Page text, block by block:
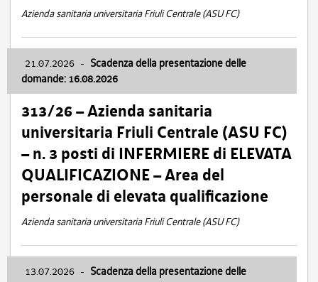
Azienda sanitaria universitaria Friuli Centrale (ASU FC)
21.07.2026 - Scadenza della presentazione delle
domande: 16.08.2026
313/26 – Azienda sanitaria
universitaria Friuli Centrale (ASU FC)
– n. 3 posti di INFERMIERE di ELEVATA
QUALIFICAZIONE – Area del
personale di elevata qualificazione
Azienda sanitaria universitaria Friuli Centrale (ASU FC)
13.07.2026 - Scadenza della presentazione delle